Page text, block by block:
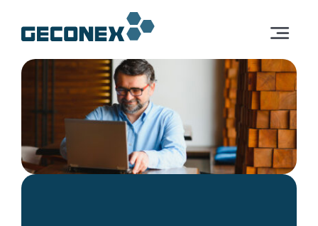
Toggle
Dienstleistungen
Lösungen
Unternehmen